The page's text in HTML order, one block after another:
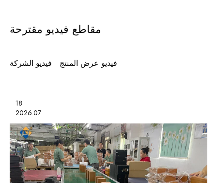
مقاطع فيديو مقترحة
فيديو الشركة فيديو عرض المنتج
18
2026.07